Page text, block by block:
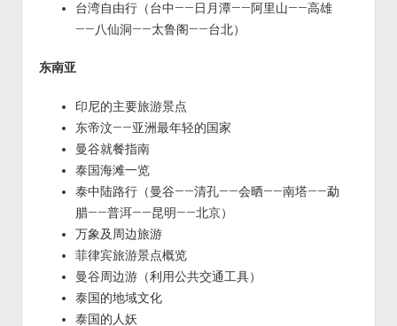
台湾自由行（台中——日月潭——阿里山——高雄
——八仙洞——太鲁阁——台北）
东南亚
印尼的主要旅游景点
东帝汶——亚洲最年轻的国家
曼谷就餐指南
泰国海滩一览
泰中陆路行（曼谷——清孔——会晒——南塔——勐
腊——普洱——昆明——北京）
万象及周边旅游
菲律宾旅游景点概览
曼谷周边游（利用公共交通工具）
泰国的地域文化
泰国的人妖